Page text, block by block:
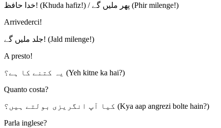
خدا حافظ! (Khuda hafiz!) / پھر ملیں گے (Phir milenge!)
Arrivederci!
جلد ملیں گے! (Jald milenge!)
A presto!
یہ کتنے کا ہے؟ (Yeh kitne ka hai?)
Quanto costa?
کیا آپ انگریزی بولتے ہیں؟ (Kya aap angrezi bolte hain?)
Parla inglese?